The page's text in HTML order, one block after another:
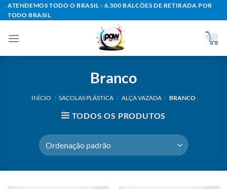
Skip
to
ATENDEMOS TODO O BRASIL - 6.500 BALCÕES DE RETIRADA POR
TODO BRASIL
Branco
INÍCIO / SACOLAS PLÁSTICA / ALÇA VAZADA / BRANCO
TODOS OS PRODUTOS